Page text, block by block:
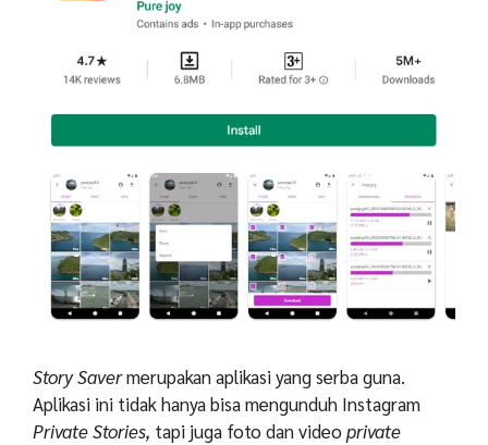
Story Savermerupakan aplikasi yang serba guna.
Aplikasi ini tidak hanya bisa mengunduh Instagram
Private Stories, tapi juga foto dan videoprivate